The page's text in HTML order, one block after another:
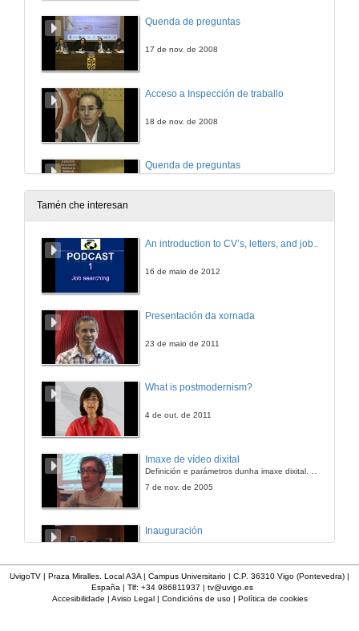
Quenda de preguntas
17 de nov. de 2008
Acceso a Inspección de traballo
18 de nov. de 2008
Quenda de preguntas
18 de nov. de 2008
Quenda de preguntas
Quenda de preguntas
Quenda de preguntas
Tamén che interesan
An introduction to CV’s, letters, and job searching
16 de maio de 2012
Presentación da xornada
23 de maio de 2011
What is postmodernism?
4 de out. de 2011
Imaxe de vídeo dixital
Definición e parámetros dunha imaxe dixital. Resolución e Aspecto. Profundidade da cor. Compresión. Frame por segundo. Entrelazado. Campos, cadros
7 de nov. de 2005
Inauguración
UvigoTV | Praza Miralles. Local A3A | Campus Universitario | C.P. 36310 Vigo (Pontevedra) |
España | Tlf: +34 986811937 | tv@uvigo.es
Accesibilidade | Aviso Legal| Condicións de uso| Política de cookies